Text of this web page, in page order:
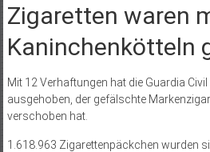
Zigaretten waren
Kaninchenkötteln
Mit 12 Verhaftungen hat die Guardia
ausgehoben, der gefälschte
verschoben hat.
1.618.963 Zigarettenpäckchen wurden